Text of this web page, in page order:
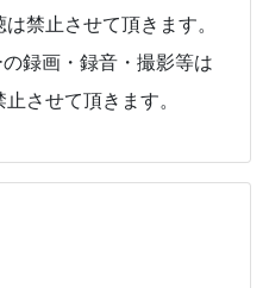
禁止させて頂きます。
録画・録音・撮影等は
させて頂きます。